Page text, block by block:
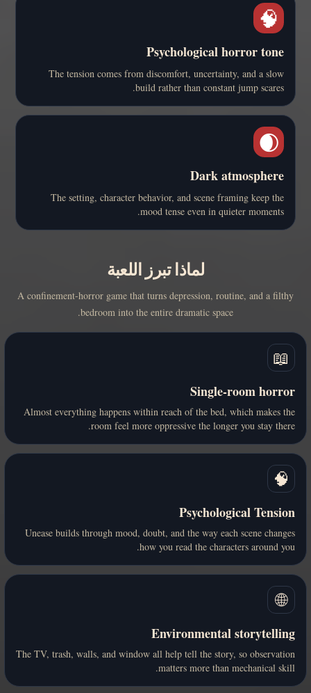
🧠
Psychological horror tone
The tension comes from discomfort, uncertainty, and a slow
build rather than constant jump scares.
🌒
Dark atmosphere
The setting, character behavior, and scene framing keep the
mood tense even in quieter moments.
لماذا تبرز اللعبة
A confinement-horror game that turns depression, routine, and a filthy
bedroom into the entire dramatic space.
📖
Single-room horror
Almost everything happens within reach of the bed, which makes the
room feel more oppressive the longer you stay there.
🧠
Psychological Tension
Unease builds through mood, doubt, and the way each scene changes
how you read the characters around you.
🌐
Environmental storytelling
The TV, trash, walls, and window all help tell the story, so observation
matters more than mechanical skill.